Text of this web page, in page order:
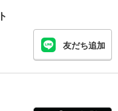
友だち追加